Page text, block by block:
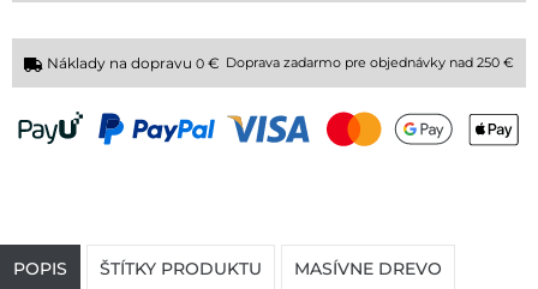
Náklady na dopravu 0 € Doprava zadarmo pre objednávky nad 250 €
POPIS ŠTÍTKY PRODUKTU MASÍVNE DREVO